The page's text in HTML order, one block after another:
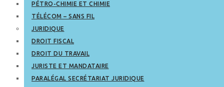
PÉTRO-CHIMIE ET CHIMIE
TÉLÉCOM – SANS FIL
JURIDIQUE
DROIT FISCAL
DROIT DU TRAVAIL
JURISTE ET MANDATAIRE
PARALÉGAL SECRÉTARIAT JURIDIQUE